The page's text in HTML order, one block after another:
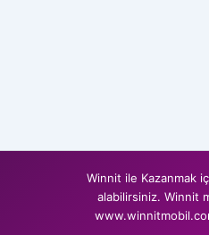
Winnit ile Kazanmak
alabilirsiniz. Winnit